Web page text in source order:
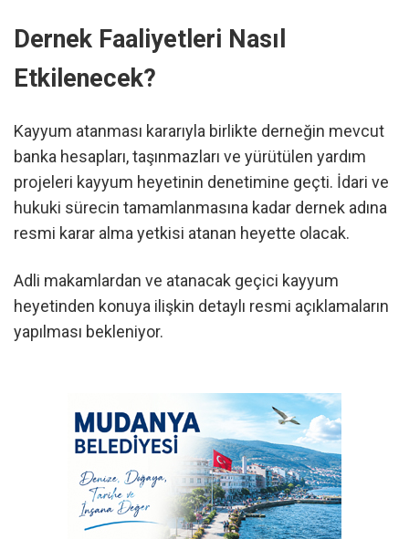
Dernek Faaliyetleri Nasıl
Etkilenecek?
Kayyum atanması kararıyla birlikte derneğin mevcut
banka hesapları, taşınmazları ve yürütülen yardım
projeleri kayyum heyetinin denetimine geçti. İdari ve
hukuki sürecin tamamlanmasına kadar dernek adına
resmi karar alma yetkisi atanan heyette olacak.
Adli makamlardan ve atanacak geçici kayyum
heyetinden konuya ilişkin detaylı resmi açıklamaların
yapılması bekleniyor.